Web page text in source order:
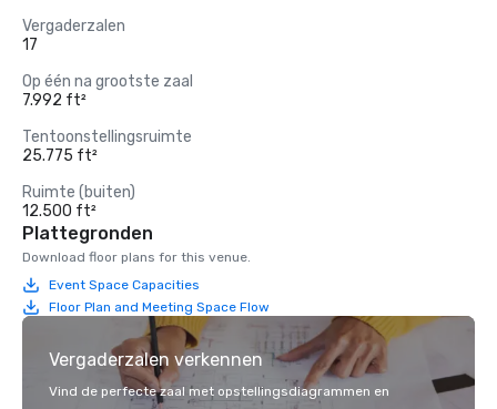
Vergaderzalen
17
Op één na grootste zaal
7.992 ft²
Tentoonstellingsruimte
25.775 ft²
Ruimte (buiten)
12.500 ft²
Plattegronden
Download floor plans for this venue.
Event Space Capacities
Floor Plan and Meeting Space Flow
Vergaderzalen verkennen
Vind de perfecte zaal met opstellingsdiagrammen en